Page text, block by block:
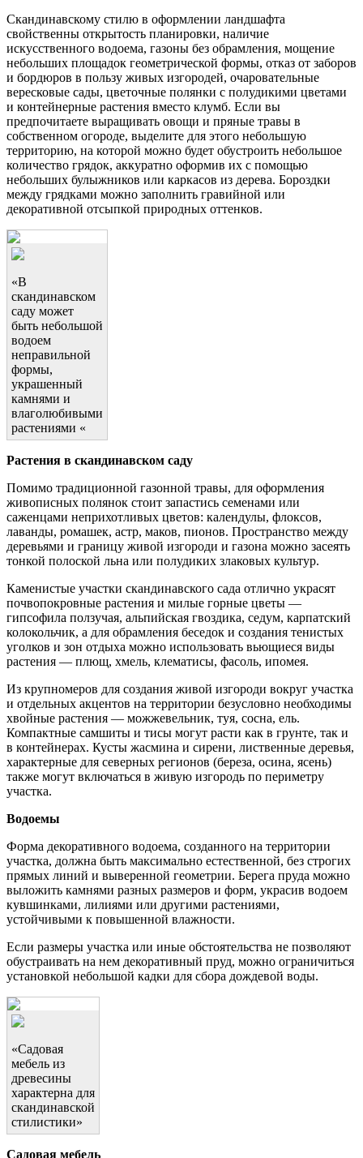
Скандинавскому стилю в оформлении ландшафта
свойственны открытость планировки, наличие
искусственного водоема, газоны без обрамления, мощение
небольших площадок геометрической формы, отказ от заборов
и бордюров в пользу живых изгородей, очаровательные
вересковые сады, цветочные полянки с полудикими цветами
и контейнерные растения вместо клумб. Если вы
предпочитаете выращивать овощи и пряные травы в
собственном огороде, выделите для этого небольшую
территорию, на которой можно будет обустроить небольшое
количество грядок, аккуратно оформив их с помощью
небольших булыжников или каркасов из дерева. Бороздки
между грядками можно заполнить гравийной или
декоративной отсыпкой природных оттенков.
«В
скандинавском
саду может
быть небольшой
водоем
неправильной
формы,
украшенный
камнями и
влаголюбивыми
растениями «
Растения в скандинавском саду
Помимо традиционной газонной травы, для оформления
живописных полянок стоит запастись семенами или
саженцами неприхотливых цветов: календулы, флоксов,
лаванды, ромашек, астр, маков, пионов. Пространство между
деревьями и границу живой изгороди и газона можно засеять
тонкой полоской льна или полудиких злаковых культур.
Каменистые участки скандинавского сада отлично украсят
почвопокровные растения и милые горные цветы —
гипсофила ползучая, альпийская гвоздика, седум, карпатский
колокольчик, а для обрамления беседок и создания тенистых
уголков и зон отдыха можно использовать вьющиеся виды
растения — плющ, хмель, клематисы, фасоль, ипомея.
Из крупномеров для создания живой изгороди вокруг участка
и отдельных акцентов на территории безусловно необходимы
хвойные растения — можжевельник, туя, сосна, ель.
Компактные самшиты и тисы могут расти как в грунте, так и
в контейнерах. Кусты жасмина и сирени, лиственные деревья,
характерные для северных регионов (береза, осина, ясень)
также могут включаться в живую изгородь по периметру
участка.
Водоемы
Форма декоративного водоема, созданного на территории
участка, должна быть максимально естественной, без строгих
прямых линий и выверенной геометрии. Берега пруда можно
выложить камнями разных размеров и форм, украсив водоем
кувшинками, лилиями или другими растениями,
устойчивыми к повышенной влажности.
Если размеры участка или иные обстоятельства не позволяют
обустраивать на нем декоративный пруд, можно ограничиться
установкой небольшой кадки для сбора дождевой воды.
«Садовая
мебель из
древесины
характерна для
скандинавской
стилистики»
Садовая мебель